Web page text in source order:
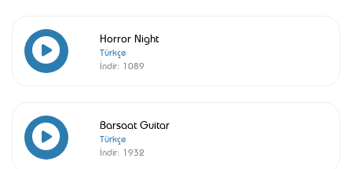
Horror Night
Türkçe
İndir: 1089
Barsaat Guitar
Türkçe
İndir: 1932